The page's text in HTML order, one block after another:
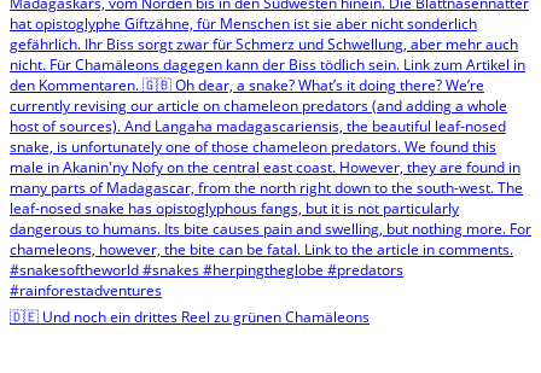
🇩🇪 Und noch ein drittes Reel zu grünen Chamäleons